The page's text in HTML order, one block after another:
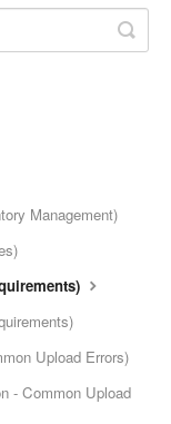
Management)
Upload Errors)
- Common Upload